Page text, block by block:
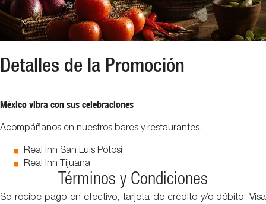
Detalles de la Promoción
México vibra con sus celebraciones
Acompáñanos en nuestros bares y restaurantes.
Real Inn San Luis Potosí
Real Inn Tijuana
Términos y Condiciones
Se recibe pago en efectivo, tarjeta de crédito y/o débito: Visa